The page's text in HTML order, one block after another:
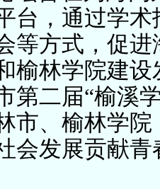
台，通过学
等方式，促
榆林学院建
第二届“榆溪
市、榆林学
会发展贡献